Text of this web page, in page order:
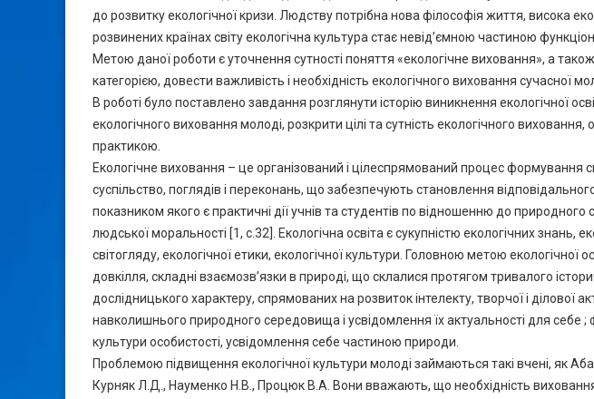
до розвитку екологічної кризи. Людству потрібна нова філософія життя, висока
розвинених країнах світу екологічна культура стає невід’ємною частиною
Метою даної роботи є уточнення сутності поняття «екологічне виховання», а
категорією, довести важливість і необхідність екологічного виховання сучасної
В роботі було поставлено завдання розглянути історію виникнення екологічної
екологічного виховання молоді, розкрити цілі та сутність екологічного
практикою.
Екологічне виховання – це організований і цілеспрямований процес формування
суспільство, поглядів і переконань, що забезпечують становлення
показником якого є практичні дії учнів та студентів по відношенню до
людської моральності [1, c.32]. Екологічна освіта є сукупністю екологічних знань,
світогляду, екологічної етики, екологічної культури. Головною метою
довкілля, складні взаємозв’язки в природі, що склалися протягом тривалого
дослідницького характеру, спрямованих на розвиток інтелекту, творчої і ділової
навколишнього природного середовища і усвідомлення їх актуальності для себе ;
культури особистості, усвідомлення себе частиною природи.
Проблемою підвищення екологічної культури молоді займаються такі вчені, як
Курняк Л.Д., Науменко Н.В., Процюк В.А. Вони вважають, що необхідність виховання